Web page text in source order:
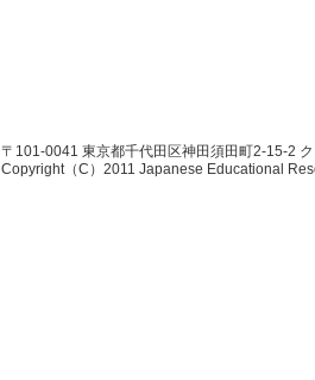
〒101-0041 東京都千代田区神田須田町2-15-2
Copyright（C）2011 Japanese Educational